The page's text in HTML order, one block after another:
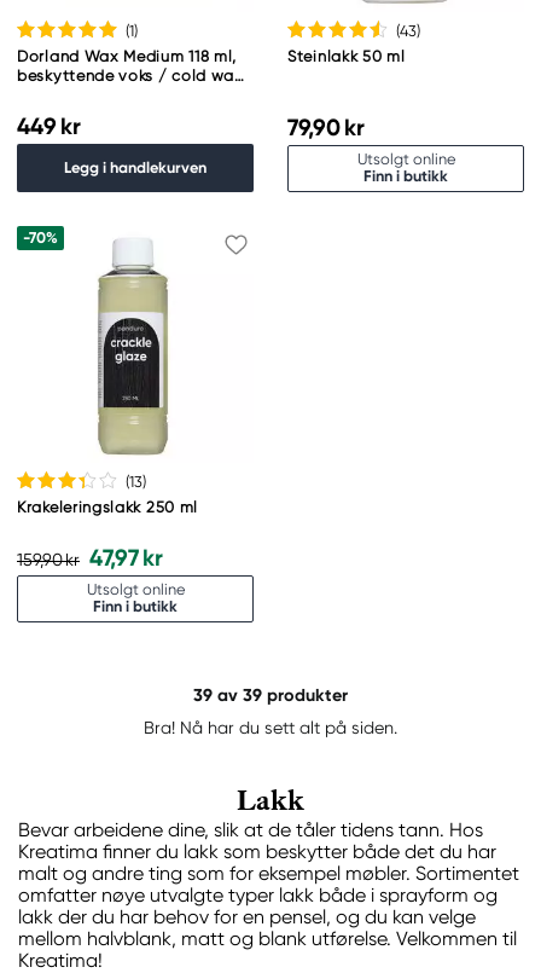
(1)
Dorland Wax Medium 118 ml,
beskyttende voks / cold wax
449 kr
Legg i handlekurven
(43)
Steinlakk 50 ml
79,90 kr
Utsolgt online
Finn i butikk
-70%
(13)
Krakeleringslakk 250 ml
159,90 kr 47,97 kr
Utsolgt online
Finn i butikk
39 av 39 produkter
Bra! Nå har du sett alt på siden.
Lakk
Bevar arbeidene dine, slik at de tåler tidens tann. Hos
Kreatima finner du lakk som beskytter både det du har
malt og andre ting som for eksempel møbler. Sortimentet
omfatter nøye utvalgte typer lakk både i sprayform og
lakk der du har behov for en pensel, og du kan velge
mellom halvblank, matt og blank utførelse. Velkommen til
Kreatima!